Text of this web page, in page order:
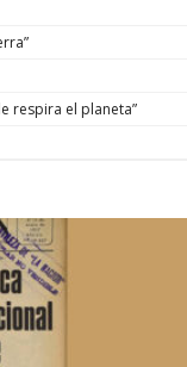
respira el planeta”